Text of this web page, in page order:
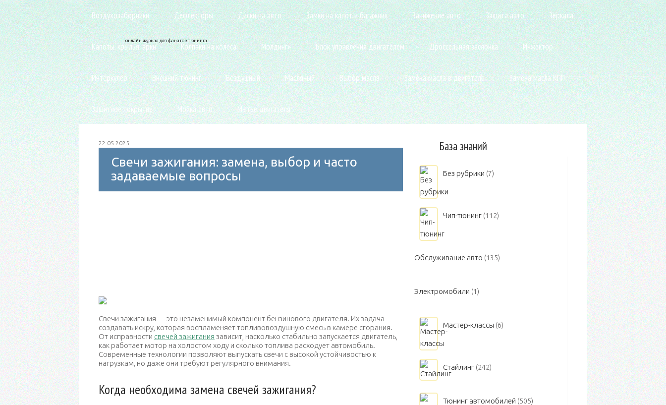
онлайн журнал для фанатов тюнинга
Воздухозаборники Дефлекторы Диски на авто Замки на капот и багажник Занижение авто Защита авто Зеркала
Капоты, крылья, арки Колпаки на колеса Молдинги Блок управления двигателем Дроссельная заслонка Инжектор
Интеркулер Внешний тюнинг Воздушный Масляный Выбор масла Замена масла в двигателе Замена масла КПП
Защитное покрытие Мойка авто Мытье двигателя
22.05.2025
Свечи зажигания: замена, выбор и часто
задаваемые вопросы
Свечи зажигания — это незаменимый компонент бензинового двигателя. Их задача —
создавать искру, которая воспламеняет топливовоздушную смесь в камере сгорания.
От исправности свечей зажигания зависит, насколько стабильно запускается двигатель,
как работает мотор на холостом ходу и сколько топлива расходует автомобиль.
Современные технологии позволяют выпускать свечи с высокой устойчивостью к
нагрузкам, но даже они требуют регулярного внимания.
Когда необходима замена свечей зажигания?
База знаний
Без рубрики (7)
Чип-тюнинг (112)
Обслуживание авто (135)
Электромобили (1)
Мастер-классы (6)
Стайлинг (242)
Тюнинг автомобилей (505)